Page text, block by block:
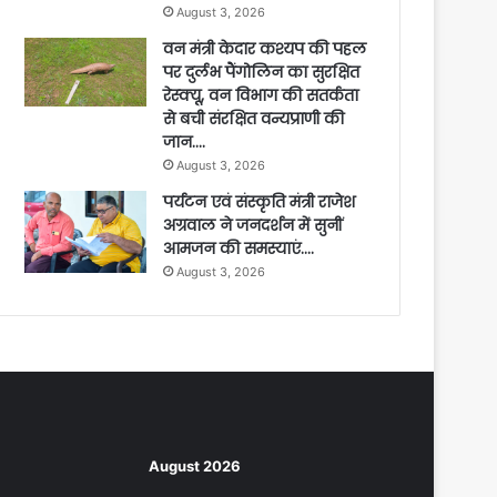
August 3, 2026
वन मंत्री केदार कश्यप की पहल
पर दुर्लभ पैंगोलिन का सुरक्षित
रेस्क्यू, वन विभाग की सतर्कता
से बची संरक्षित वन्यप्राणी की
जान….
August 3, 2026
पर्यटन एवं संस्कृति मंत्री राजेश
अग्रवाल ने जनदर्शन में सुनीं
आमजन की समस्याएं….
August 3, 2026
August 2026